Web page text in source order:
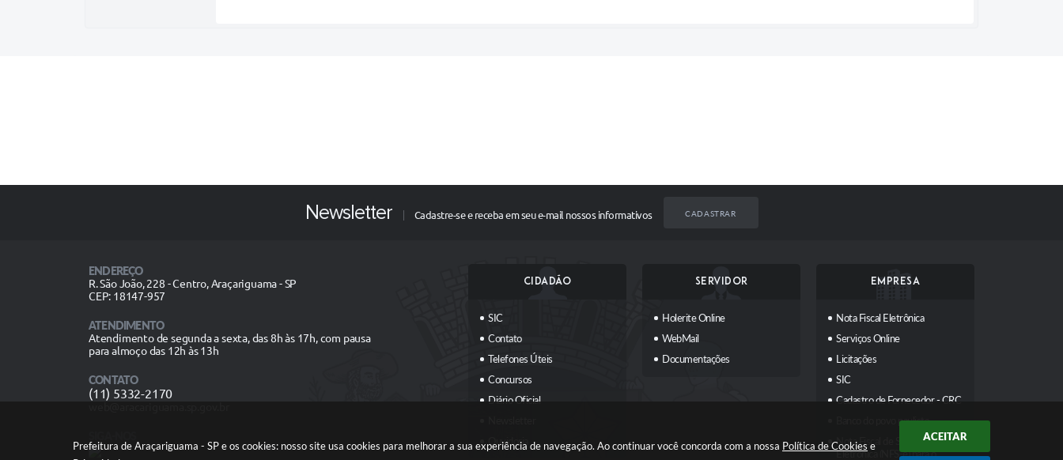
Prefeitura de Araçariguama - SP e os cookies: nosso site usa cookies para melhorar a sua experiência de navegação. Ao continuar você concorda com a nossa Política de Cookies e
ACEITAR
Newsletter Cadastre-se e receba em seu e-mail nossos informativos CADASTRAR
ENDEREÇO
R. São João, 228 - Centro, Araçariguama - SP
CEP: 18147-957
ATENDIMENTO
Atendimento de segunda a sexta, das 8h às 17h, com pausa
para almoço das 12h às 13h
CONTATO
(11) 5332-2170
CIDADÃO
SIC
Contato
Telefones Úteis
Concursos
Diário Oficial
Ouvidoria
SERVIDOR
Holerite Online
WebMail
Documentações
EMPRESA
Nota Fiscal Eletrônica
Serviços Online
Licitações
SIC
Cadastro de Fornecedor - CRC
Banco do povo paulista
Nota Fiscal de Serviços
Eletrônica (NFS-e) para o